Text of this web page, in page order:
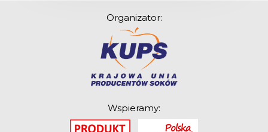
Organizator:
Wspieramy: